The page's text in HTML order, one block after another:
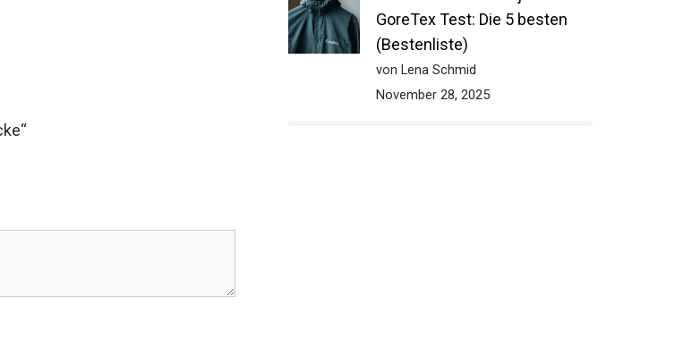
GoreTex Test: Die 5 besten
(Bestenliste)
von Lena Schmid
November 28, 2025